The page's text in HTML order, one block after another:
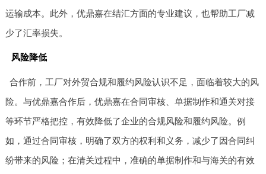
运输成本。此外，优鼎嘉在结汇方面的专业建议，也帮助工厂减
少了汇率损失。
风险降低
合作前，工厂对外贸合规和履约风险认识不足，面临着较大的风
险。与优鼎嘉合作后，优鼎嘉在合同审核、单据制作和通关对接
等环节严格把控，有效降低了企业的合规风险和履约风险。例
如，通过合同审核，明确了双方的权利和义务，减少了因合同纠
纷带来的风险；在清关过程中，准确的单据制作和与海关的有效